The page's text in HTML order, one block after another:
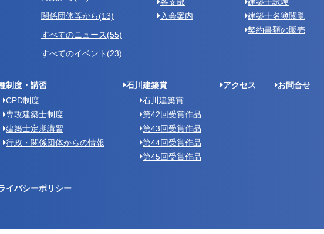
関係団体等から(13)
すべてのニュース(55)
すべてのイベント(23)
入会案内
建築士名簿閲覧
契約書類の販売
制度・講習
CPD制度
専攻建築士制度
建築士定期講習
行政・関係団体からの情報
石川建築賞
石川建築賞
第42回受賞作品
第43回受賞作品
第44回受賞作品
第45回受賞作品
アクセス お問合せ
イバシーポリシー